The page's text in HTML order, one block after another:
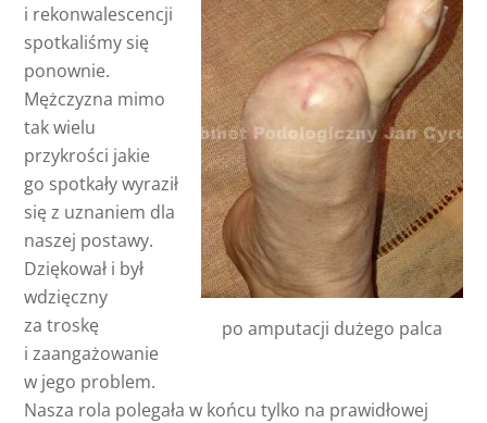
po amputacji dużego palca
i rekonwalescencji
spotkaliśmy się
ponownie.
Mężczyzna mimo
tak wielu
przykrości jakie
go spotkały wyraził
się z uznaniem dla
naszej postawy.
Dziękował i był
wdzięczny
za troskę
i zaangażowanie
w jego problem.
Nasza rola polegała w końcu tylko na prawidłowej